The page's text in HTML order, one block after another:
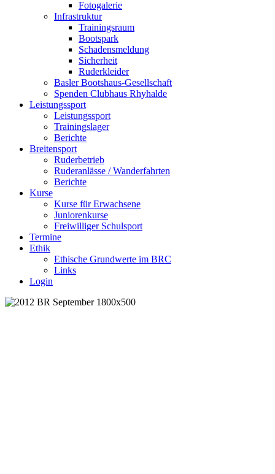
Fotogalerie
Infrastruktur
Trainingsraum
Bootspark
Schadensmeldung
Sicherheit
Ruderkleider
Basler Bootshaus-Gesellschaft
Spenden Clubhaus Rhyhalde
Leistungssport
Leistungssport
Trainingslager
Berichte
Breitensport
Ruderbetrieb
Ruderanlässe / Wanderfahrten
Berichte
Kurse
Kurse für Erwachsene
Juniorenkurse
Freiwilliger Schulsport
Termine
Ethik
Ethische Grundwerte im BRC
Links
Login